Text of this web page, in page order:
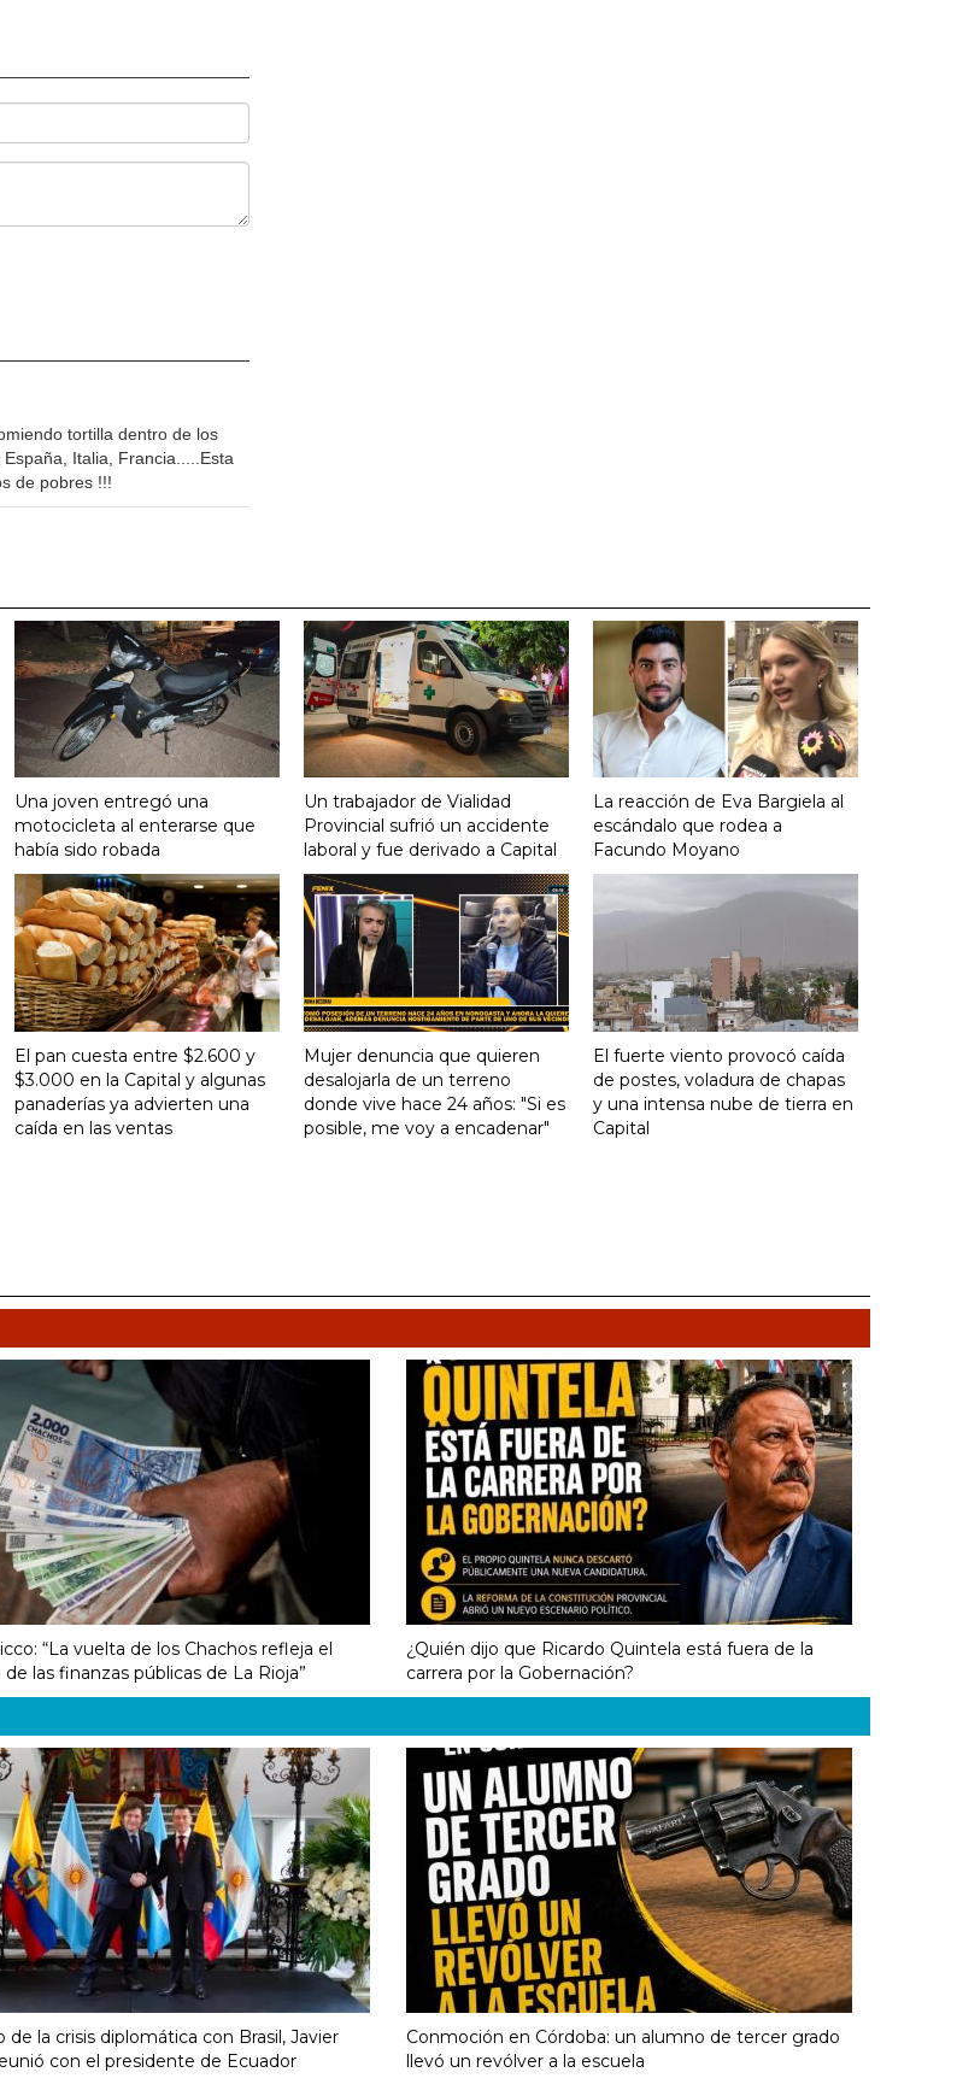
tortilla dentro de los
Italia, Francia.....Esta
de pobres !!!
Una joven entregó una
motocicleta al enterarse que
había sido robada
Un trabajador de Vialidad
Provincial sufrió un accidente
laboral y fue derivado a Capital
La reacción de Eva Bargiela al
escándalo que rodea a
Facundo Moyano
El pan cuesta entre $2.600 y
$3.000 en la Capital y algunas
panaderías ya advierten una
caída en las ventas
Mujer denuncia que quieren
desalojarla de un terreno
donde vive hace 24 años: "Si es
posible, me voy a encadenar"
El fuerte viento provocó caída
de postes, voladura de chapas
y una intensa nube de tierra en
Capital
“La vuelta de los Chachos refleja el
las finanzas públicas de La Rioja”
¿Quién dijo que Ricardo Quintela está fuera de la
carrera por la Gobernación?
de la crisis diplomática con Brasil, Javier
con el presidente de Ecuador
Conmoción en Córdoba: un alumno de tercer grado
llevó un revólver a la escuela